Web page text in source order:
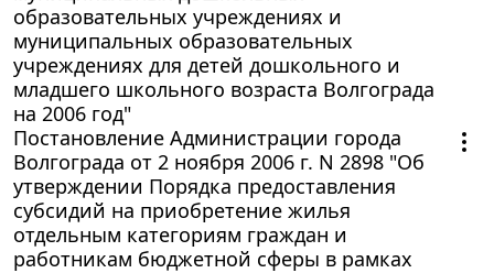
образовательных учреждениях и
муниципальных образовательных
учреждениях для детей дошкольного и
младшего школьного возраста Волгограда
на 2006 год"
Постановление Администрации города
Волгограда от 2 ноября 2006 г. N 2898 "Об
утверждении Порядка предоставления
субсидий на приобретение жилья
отдельным категориям граждан и
работникам бюджетной сферы в рамках